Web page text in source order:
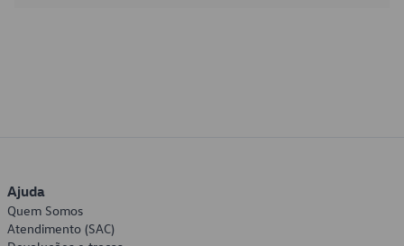
Ajuda
Quem Somos
Atendimento (SAC)